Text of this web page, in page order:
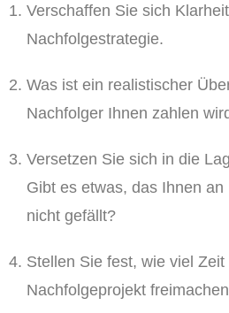
Verschaffen Sie sich
Nachfolgestrategie.
Was ist ein realistischer
Nachfolger Ihnen zahlen
Versetzen Sie sich in die
Gibt es etwas, das Ihnen
nicht gefällt?
Stellen Sie fest, wie viel
Nachfolgeprojekt